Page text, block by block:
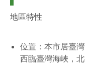
地區特性
位置：本市居臺
西臨臺灣海峽，